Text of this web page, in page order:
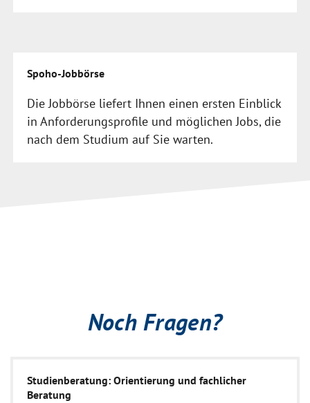
Spoho-Jobbörse
Die Jobbörse liefert Ihnen einen ersten Einblick
in Anforderungsprofile und möglichen Jobs, die
nach dem Studium auf Sie warten.
Noch Fragen?
Studienberatung: Orientierung und fachlicher
Beratung